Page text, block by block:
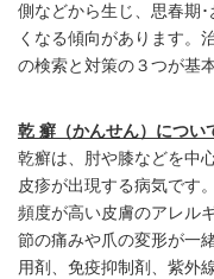
側などから生じ、思春期
くなる傾向があります。
の検索と対策の３つが基
乾 癬（かんせん）につい
乾癬は、肘や膝などを中
皮疹が出現する病気です
頻度が高い皮膚のアレル
節の痛みや爪の変形が一
用剤、免疫抑制剤、紫外